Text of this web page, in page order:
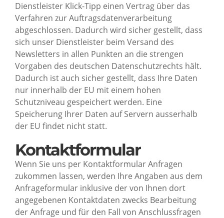
Dienstleister Klick-Tipp einen Vertrag über das
Verfahren zur Auftragsdatenverarbeitung
abgeschlossen. Dadurch wird sicher gestellt, dass
sich unser Dienstleister beim Versand des
Newsletters in allen Punkten an die strengen
Vorgaben des deutschen Datenschutzrechts hält.
Dadurch ist auch sicher gestellt, dass Ihre Daten
nur innerhalb der EU mit einem hohen
Schutzniveau gespeichert werden. Eine
Speicherung Ihrer Daten auf Servern ausserhalb
der EU findet nicht statt.
Kontaktformular
Wenn Sie uns per Kontaktformular Anfragen
zukommen lassen, werden Ihre Angaben aus dem
Anfrageformular inklusive der von Ihnen dort
angegebenen Kontaktdaten zwecks Bearbeitung
der Anfrage und für den Fall von Anschlussfragen